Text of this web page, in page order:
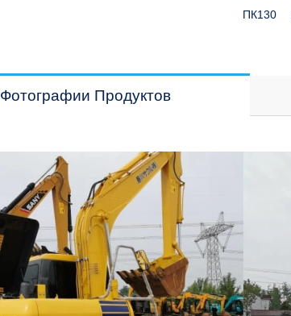
ПК130
Фотографии Продуктов